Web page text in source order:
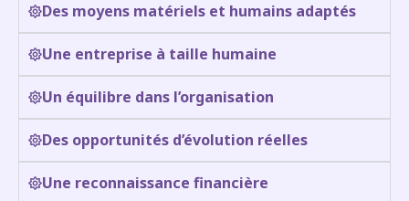
Des moyens matériels et humains adaptés
Une entreprise à taille humaine
Un équilibre dans l’organisation
Des opportunités d’évolution réelles
Une reconnaissance financière